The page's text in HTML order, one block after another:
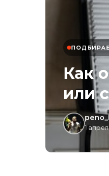
Как
или
1